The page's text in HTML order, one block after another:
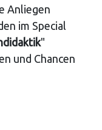
Anliegen
im Special
"
und Chancen